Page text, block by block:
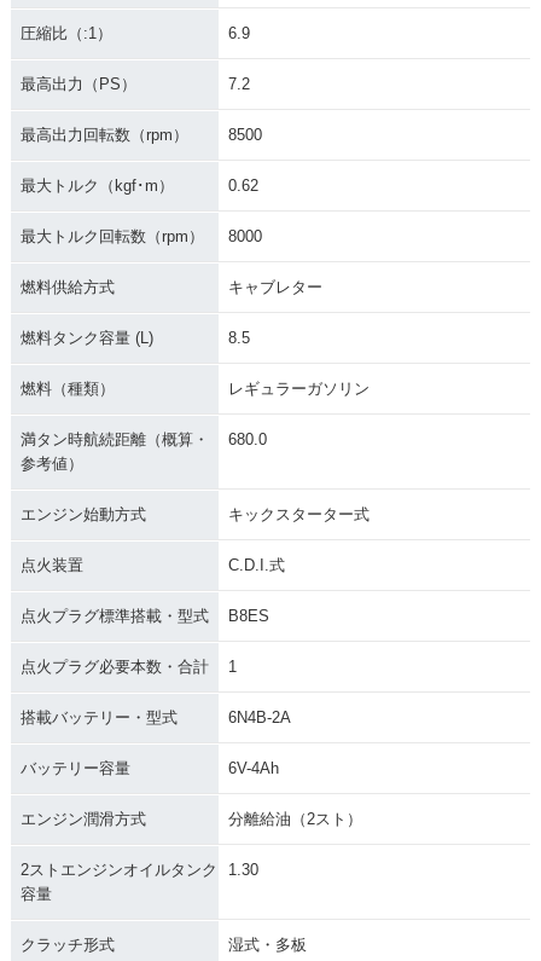
圧縮比（:1） 6.9
最高出力（PS） 7.2
最高出力回転数（rpm） 8500
最大トルク（kgf･m） 0.62
最大トルク回転数（rpm） 8000
燃料供給方式 キャブレター
燃料タンク容量 (L) 8.5
燃料（種類） レギュラーガソリン
満タン時航続距離（概算・
参考値）
680.0
エンジン始動方式 キックスターター式
点火装置 C.D.I.式
点火プラグ標準搭載・型式 B8ES
点火プラグ必要本数・合計 1
搭載バッテリー・型式 6N4B-2A
バッテリー容量 6V-4Ah
エンジン潤滑方式 分離給油（2スト）
2ストエンジンオイルタンク
容量
1.30
クラッチ形式 湿式・多板